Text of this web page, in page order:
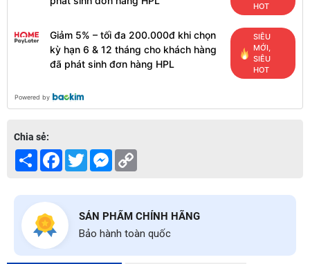
HOT
Giảm 5% – tối đa 200.000đ khi chọn
kỳ hạn 6 & 12 tháng cho khách hàng
đã phát sinh đơn hàng HPL
SIÊU
MỚI,
SIÊU
HOT
Powered by
Chia sẻ:
Share Facebook
TwitterMessenger
SẢN PHẨM CHÍNH HÃNG
Bảo hành toàn quốc